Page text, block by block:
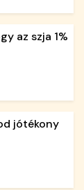
az szja 1%
jótékony